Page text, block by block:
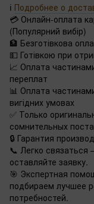
ℹ️ Подробнее о
💳 Онлайн-оплата
(Популярний вибір)
🏦 Безготівкова
💵 Готівкою при
📈 Оплата
переплат
📊 Оплата
вигідних умовах
✅ Только
сомнительных
🔒 Гарантия
📞 Легко
оставляйте заявку.
🎯 Экспертная
подбираем лучшее
потребностей.